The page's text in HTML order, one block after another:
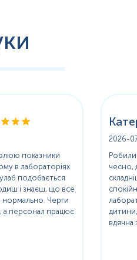
показники
в лабораторіях
подобається
і знаєш, що все
нормально. Черги
а персонал працює
2026-
чесно,
вдячна